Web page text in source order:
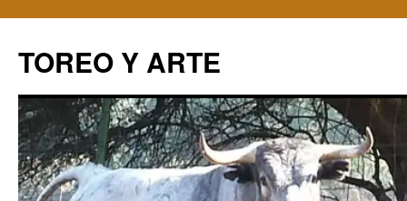
TOREO Y ARTE